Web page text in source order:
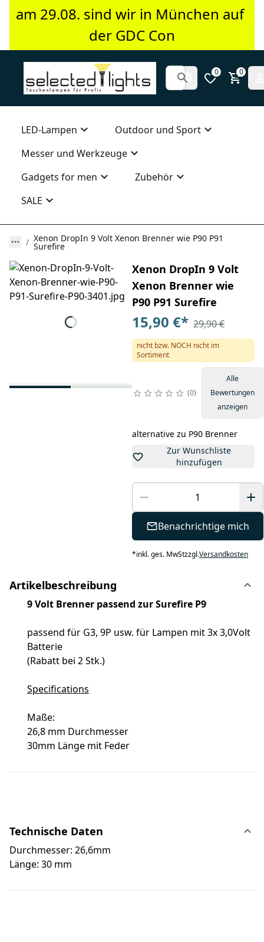
am 29.08. sind wir in München auf
der GDC Con
0 0
LED-Lampen
Outdoor und Sport
Messer und Werkzeuge
Gadgets for men
Zubehör
SALE
Xenon DropIn 9 Volt Xenon Brenner wie P90 P91
Surefire
Xenon DropIn 9 Volt
Xenon Brenner wie
P90 P91 Surefire
15,90 €* 29,90 €
nicht bzw. NOCH nicht im
Sortiment
0
Alle
Bewertungen
anzeigen
alternative zu P90 Brenner
Zur Wunschliste
hinzufügen
Benachrichtige mich
*inkl. ges. MwStzzgl.Versandkosten
Artikelbeschreibung
9 Volt Brenner passend zur Surefire P9
passend für G3, 9P usw. für Lampen mit 3x 3,0Volt
Batterie
(Rabatt bei 2 Stk.)
Specifications
Maße:
26,8 mm Durchmesser
30mm Länge mit Feder
Technische Daten
Durchmesser: 26,6mm
Länge: 30 mm